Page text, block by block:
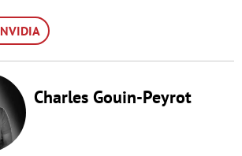
NVIDIA
Charles Gouin-Peyrot